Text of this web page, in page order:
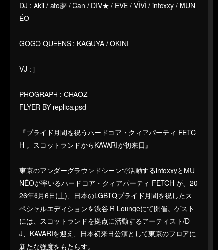
DJ : Akii / ato夢 / Can / DIV★ / EVE / VÏVÏ / intoxxy / MUN
ÉO
GOGO QUEENS : KAGUYA / OKINI
VJ : j
PHOGRAPH : CHAOZ
FLYER BY replica.psd
『プライド月間を祝うハードコア・クィアパーティ FETC
H 。スコットランドからKAVARIが初来日』
東京のアンダーグラウンドシーンで活動するintoxxyとMU
NÉOが率いるハードコア・クィアパーティ FETCH が、20
26年6月6日(土)、日本のLGBTQプライド月間を祝したス
ペシャルエディションを渋谷 R Loungeにて開催。ゲスト
には、スコットランドを拠点に活動するアーティスト/D
J、KAVARIを迎え、日本初来日公演として東京のフロアに
新たな強度をもたらす。